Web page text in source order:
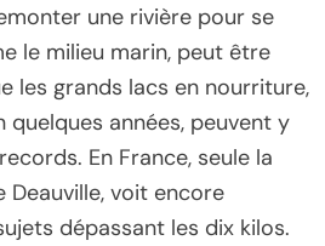
une rivière pour se
le milieu marin, peut être
les grands lacs en nourriture,
quelques années, peuvent y
En France, seule la
Deauville, voit encore
dépassant les dix kilos.